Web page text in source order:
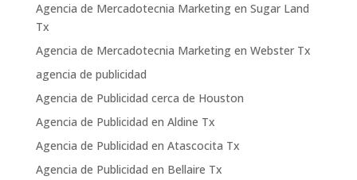
Agencia de Mercadotecnia Marketing en Sugar Land
Tx
Agencia de Mercadotecnia Marketing en Webster Tx
agencia de publicidad
Agencia de Publicidad cerca de Houston
Agencia de Publicidad en Aldine Tx
Agencia de Publicidad en Atascocita Tx
Agencia de Publicidad en Bellaire Tx